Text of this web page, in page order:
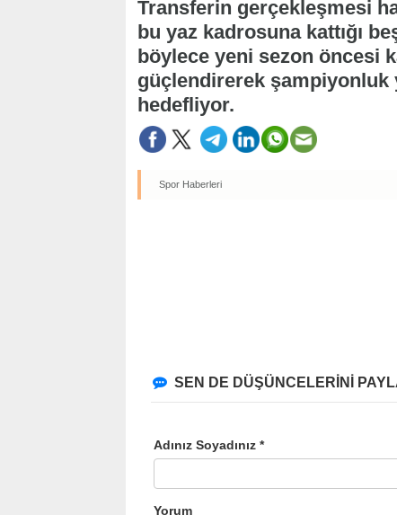
Transferin gerçekleşmesi
bu yaz kadrosuna kattığı
böylece yeni sezon öncesi
güçlendirerek şampiyonluk
hedefliyor.
Spor Haberleri
SEN DE DÜŞÜNCELERİNİ
Adınız Soyadınız *
Yorum